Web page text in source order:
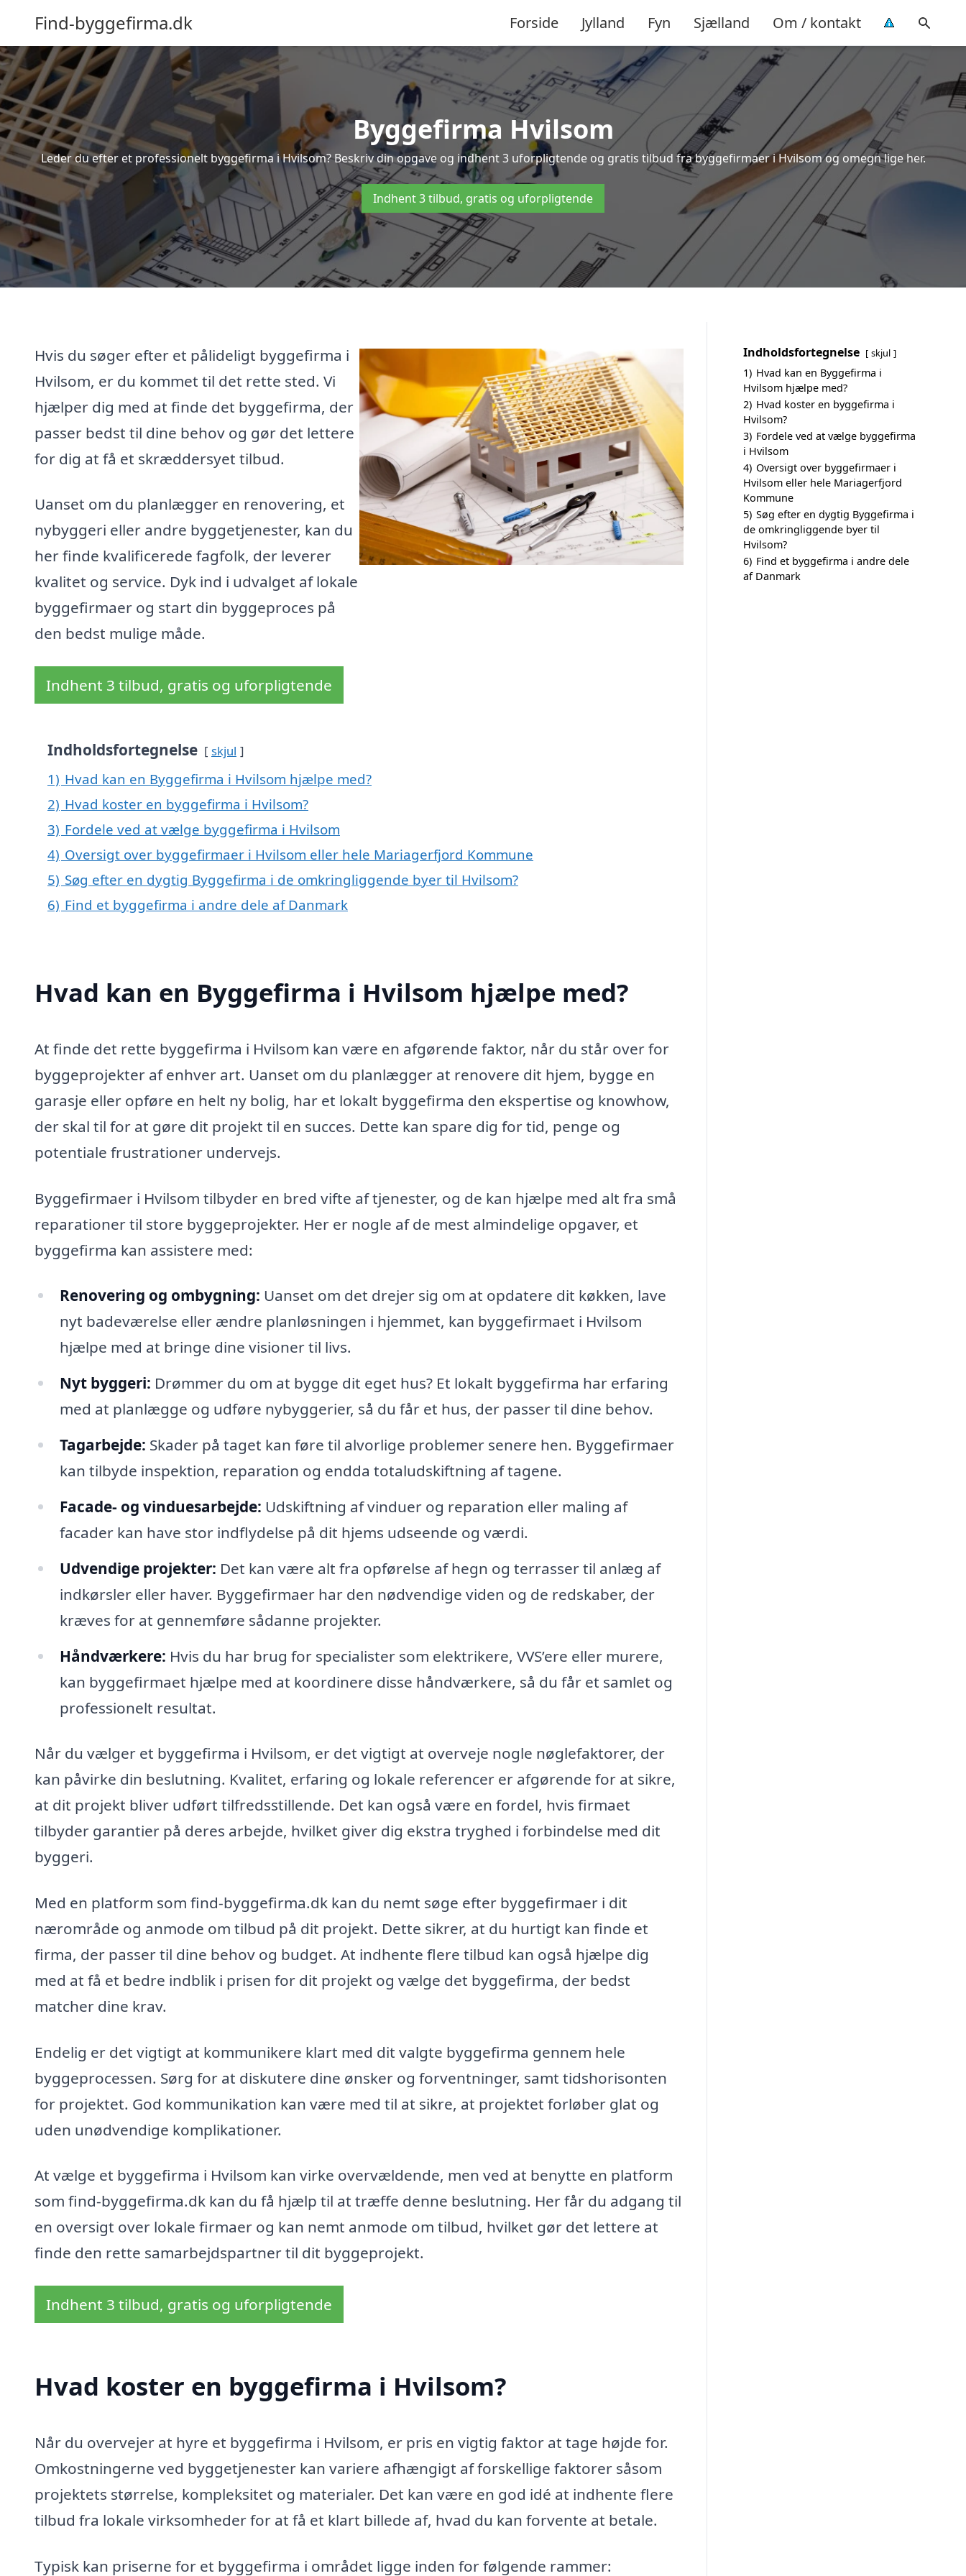
Find-byggefirma.dk Forside Jylland Fyn Sjælland Om / kontakt
Byggefirma Hvilsom
Leder du efter et professionelt byggefirma i Hvilsom? Beskriv din opgave og indhent 3 uforpligtende og gratis tilbud fra byggefirmaer i Hvilsom og omegn lige her.
Indhent 3 tilbud, gratis og uforpligtende
Hvis du søger efter et pålideligt byggefirma i
Hvilsom, er du kommet til det rette sted. Vi
hjælper dig med at finde det byggefirma, der
passer bedst til dine behov og gør det lettere
for dig at få et skræddersyet tilbud.
Uanset om du planlægger en renovering, et
nybyggeri eller andre byggetjenester, kan du
her finde kvalificerede fagfolk, der leverer
kvalitet og service. Dyk ind i udvalget af lokale
byggefirmaer og start din byggeproces på
den bedst mulige måde.
Indhent 3 tilbud, gratis og uforpligtende
Indholdsfortegnelse skjul
1) Hvad kan en Byggefirma i Hvilsom hjælpe med?
2) Hvad koster en byggefirma i Hvilsom?
3) Fordele ved at vælge byggefirma i Hvilsom
4) Oversigt over byggefirmaer i Hvilsom eller hele Mariagerfjord Kommune
5) Søg efter en dygtig Byggefirma i de omkringliggende byer til Hvilsom?
6) Find et byggefirma i andre dele af Danmark
Hvad kan en Byggefirma i Hvilsom hjælpe med?
At finde det rette byggefirma i Hvilsom kan være en afgørende faktor, når du står over for
byggeprojekter af enhver art. Uanset om du planlægger at renovere dit hjem, bygge en
garasje eller opføre en helt ny bolig, har et lokalt byggefirma den ekspertise og knowhow,
der skal til for at gøre dit projekt til en succes. Dette kan spare dig for tid, penge og
potentiale frustrationer undervejs.
Byggefirmaer i Hvilsom tilbyder en bred vifte af tjenester, og de kan hjælpe med alt fra små
reparationer til store byggeprojekter. Her er nogle af de mest almindelige opgaver, et
byggefirma kan assistere med:
Renovering og ombygning: Uanset om det drejer sig om at opdatere dit køkken, lave
nyt badeværelse eller ændre planløsningen i hjemmet, kan byggefirmaet i Hvilsom
hjælpe med at bringe dine visioner til livs.
Nyt byggeri: Drømmer du om at bygge dit eget hus? Et lokalt byggefirma har erfaring
med at planlægge og udføre nybyggerier, så du får et hus, der passer til dine behov.
Tagarbejde: Skader på taget kan føre til alvorlige problemer senere hen. Byggefirmaer
kan tilbyde inspektion, reparation og endda totaludskiftning af tagene.
Facade- og vinduesarbejde: Udskiftning af vinduer og reparation eller maling af
facader kan have stor indflydelse på dit hjems udseende og værdi.
Udvendige projekter: Det kan være alt fra opførelse af hegn og terrasser til anlæg af
indkørsler eller haver. Byggefirmaer har den nødvendige viden og de redskaber, der
kræves for at gennemføre sådanne projekter.
Håndværkere: Hvis du har brug for specialister som elektrikere, VVS’ere eller murere,
kan byggefirmaet hjælpe med at koordinere disse håndværkere, så du får et samlet og
professionelt resultat.
Når du vælger et byggefirma i Hvilsom, er det vigtigt at overveje nogle nøglefaktorer, der
kan påvirke din beslutning. Kvalitet, erfaring og lokale referencer er afgørende for at sikre,
at dit projekt bliver udført tilfredsstillende. Det kan også være en fordel, hvis firmaet
tilbyder garantier på deres arbejde, hvilket giver dig ekstra tryghed i forbindelse med dit
byggeri.
Med en platform som find-byggefirma.dk kan du nemt søge efter byggefirmaer i dit
nærområde og anmode om tilbud på dit projekt. Dette sikrer, at du hurtigt kan finde et
firma, der passer til dine behov og budget. At indhente flere tilbud kan også hjælpe dig
med at få et bedre indblik i prisen for dit projekt og vælge det byggefirma, der bedst
matcher dine krav.
Endelig er det vigtigt at kommunikere klart med dit valgte byggefirma gennem hele
byggeprocessen. Sørg for at diskutere dine ønsker og forventninger, samt tidshorisonten
for projektet. God kommunikation kan være med til at sikre, at projektet forløber glat og
uden unødvendige komplikationer.
At vælge et byggefirma i Hvilsom kan virke overvældende, men ved at benytte en platform
som find-byggefirma.dk kan du få hjælp til at træffe denne beslutning. Her får du adgang til
en oversigt over lokale firmaer og kan nemt anmode om tilbud, hvilket gør det lettere at
finde den rette samarbejdspartner til dit byggeprojekt.
Indhent 3 tilbud, gratis og uforpligtende
Hvad koster en byggefirma i Hvilsom?
Når du overvejer at hyre et byggefirma i Hvilsom, er pris en vigtig faktor at tage højde for.
Omkostningerne ved byggetjenester kan variere afhængigt af forskellige faktorer såsom
projektets størrelse, kompleksitet og materialer. Det kan være en god idé at indhente flere
tilbud fra lokale virksomheder for at få et klart billede af, hvad du kan forvente at betale.
Typisk kan priserne for et byggefirma i området ligge inden for følgende rammer:
Indholdsfortegnelse skjul
1) Hvad kan en Byggefirma i
Hvilsom hjælpe med?
2) Hvad koster en byggefirma i
Hvilsom?
3) Fordele ved at vælge byggefirma
i Hvilsom
4) Oversigt over byggefirmaer i
Hvilsom eller hele Mariagerfjord
Kommune
5) Søg efter en dygtig Byggefirma i
de omkringliggende byer til
Hvilsom?
6) Find et byggefirma i andre dele
af Danmark